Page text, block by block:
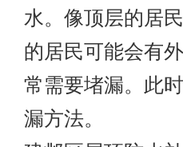
水。像顶层的居
的居民可能会有
常需要堵漏。此
漏方法。